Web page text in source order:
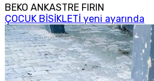
BEKO ANKASTRE FIRIN
ÇOCUK BİSİKLETİ yeni ayarında